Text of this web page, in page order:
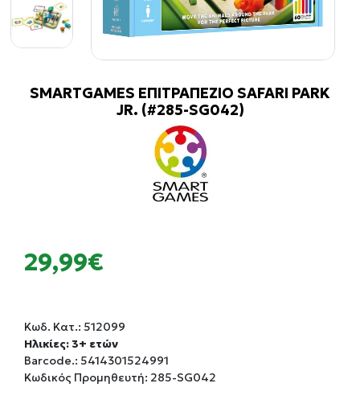
SMARTGAMES ΕΠΙΤΡΑΠΕΖΙΟ SAFARI PARK
JR. (#285-SG042)
29,99€
Κωδ. Κατ.: 512099
Ηλικίες: 3+ ετών
Barcode.: 5414301524991
Κωδικός Προμηθευτή: 285-SG042